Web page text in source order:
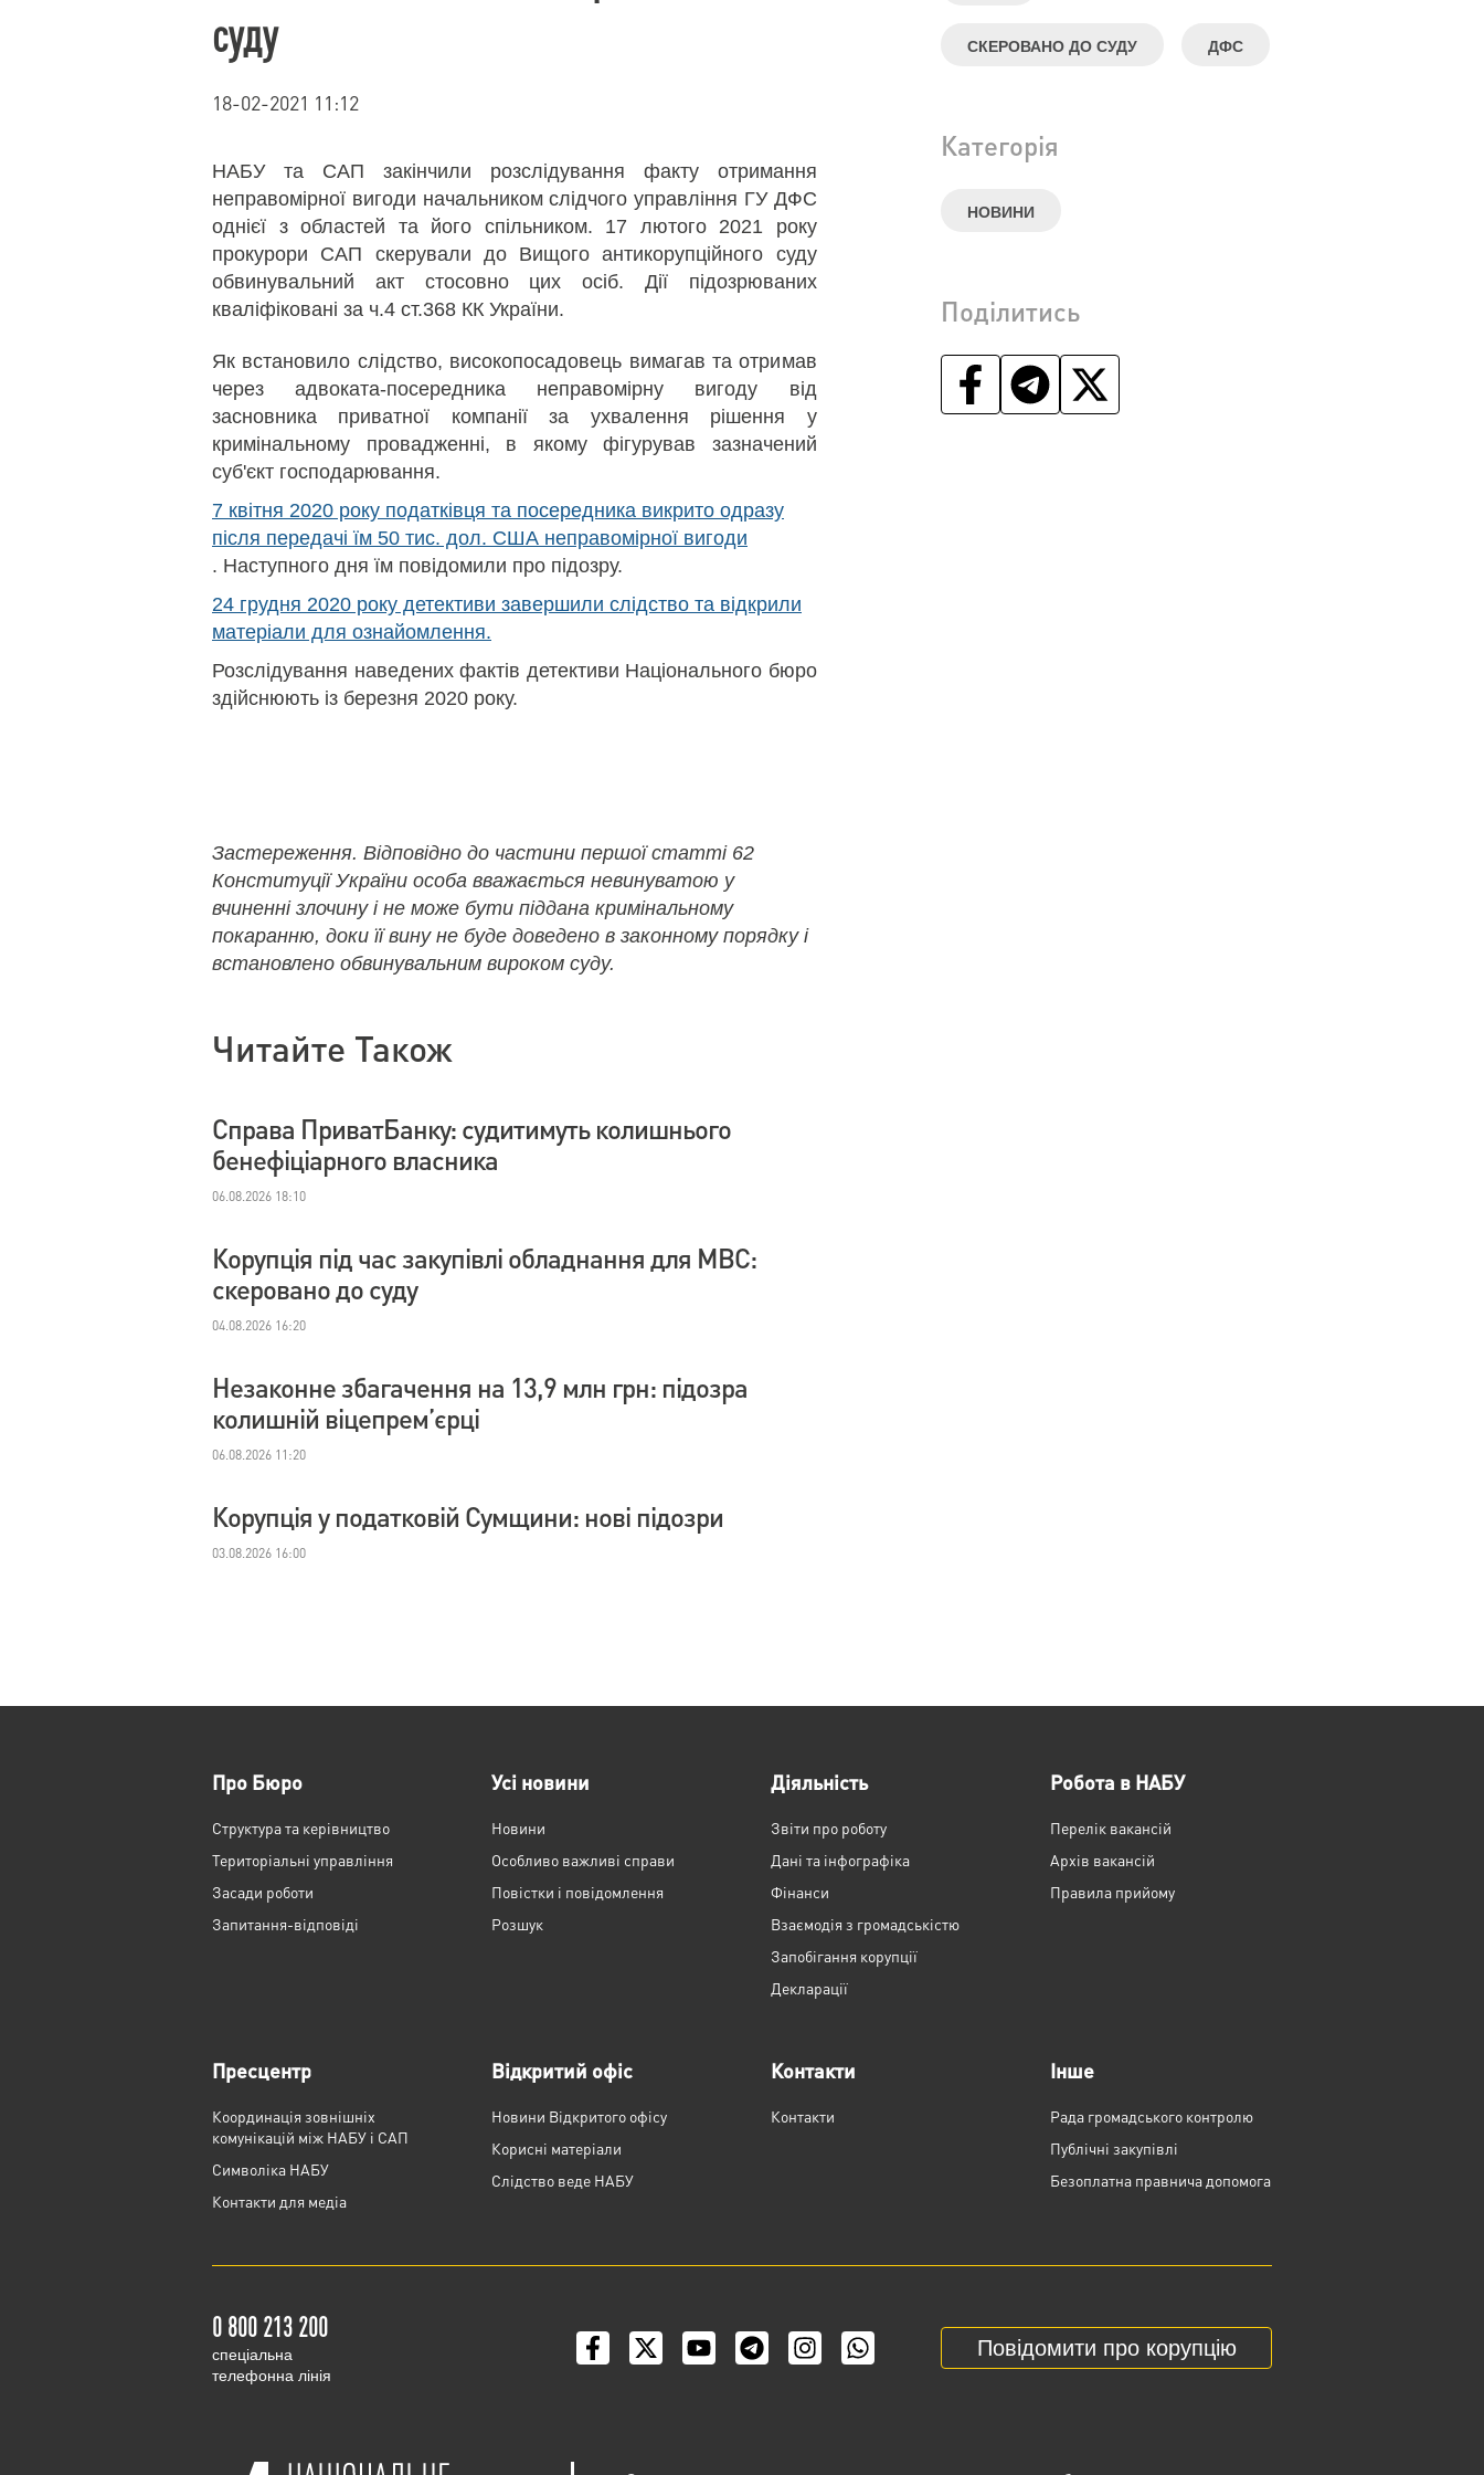
СКЕРОВАНО ДО СУДУ ДФС
Категорія
НОВИНИ
Поділитись
суду
18-02-2021 11:12
НАБУ та САП закінчили розслідування факту отримання
неправомірної вигоди начальником слідчого управління ГУ ДФС
однієї з областей та його спільником. 17 лютого 2021 року
прокурори САП скерували до Вищого антикорупційного суду
обвинувальний акт стосовно цих осіб. Дії підозрюваних
кваліфіковані за ч.4 ст.368 КК України.
Як встановило слідство, високопосадовець вимагав та отримав
через адвоката-посередника неправомірну вигоду від
засновника приватної компанії за ухвалення рішення у
кримінальному провадженні, в якому фігурував зазначений
суб'єкт господарювання.
7 квітня 2020 року податківця та посередника викрито одразу
після передачі їм 50 тис. дол. США неправомірної вигоди
. Наступного дня їм повідомили про підозру.
24 грудня 2020 року детективи завершили слідство та відкрили
матеріали для ознайомлення.
Розслідування наведених фактів детективи Національного бюро
здійснюють із березня 2020 року.
Застереження. Відповідно до частини першої статті 62
Конституції України особа вважається невинуватою у
вчиненні злочину і не може бути піддана кримінальному
покаранню, доки її вину не буде доведено в законному порядку і
встановлено обвинувальним вироком суду.
Читайте Також
Справа ПриватБанку: судитимуть колишнього
бенефіціарного власника
06.08.2026 18:10
Корупція під час закупівлі обладнання для МВС:
скеровано до суду
04.08.2026 16:20
Незаконне збагачення на 13,9 млн грн: підозра
колишній віцепрем’єрці
06.08.2026 11:20
Корупція у податковій Сумщини: нові підозри
03.08.2026 16:00
Про Бюро
Структура та керівництво
Територіальні управління
Засади роботи
Запитання-відповіді
Усі новини
Новини
Особливо важливі справи
Повістки і повідомлення
Розшук
Діяльність
Звіти про роботу
Дані та інфографіка
Фінанси
Взаємодія з громадськістю
Запобігання корупції
Декларації
Робота в НАБУ
Перелік вакансій
Архів вакансій
Правила прийому
Пресцентр
Координація зовнішніх
комунікацій між НАБУ і САП
Cимволіка НАБУ
Контакти для медіа
Відкритий офіс
Новини Відкритого офісу
Корисні матеріали
Слідство веде НАБУ
Контакти
Контакти
Інше
Рада громадського контролю
Публічні закупівлі
Безоплатна правнича допомога
0 800 213 200
cпеціальна
телефонна лінія
Повідомити про корупцію